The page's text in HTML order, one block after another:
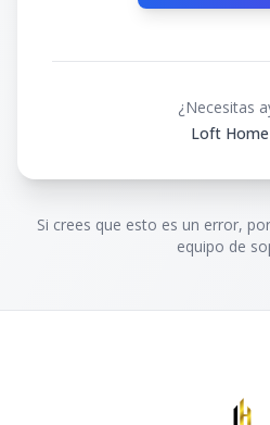
¿Necesitas
Loft Home
Si crees que esto es un error,
equipo de